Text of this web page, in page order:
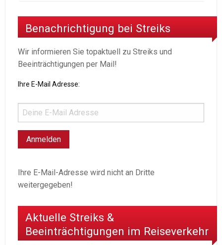
Benachrichtigung bei Streiks
Wir informieren Sie topaktuell zu Streiks und
Beeinträchtigungen per Mail!
Ihre E-Mail Adresse:
Ihre E-Mail-Adresse wird nicht an Dritte
weitergegeben!
Aktuelle Streiks &
Beeinträchtigungen im Reiseverkehr